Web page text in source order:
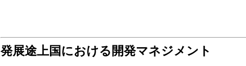
発展途上国における開発マネジメント